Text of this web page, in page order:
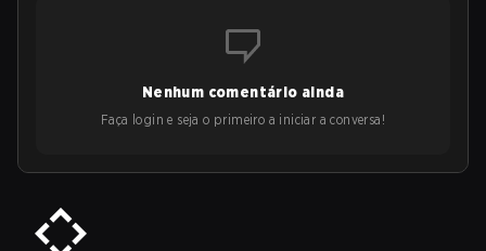
Nenhum comentário ainda
Faça login e seja o primeiro a iniciar a conversa!